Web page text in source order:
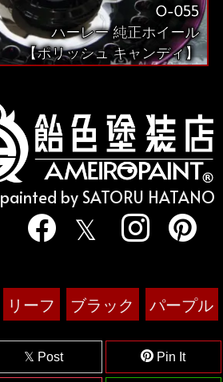
O-055
ハーレー 純正ホイール
【ポリッシュ キャンディ】
painted by SATORU HATANO
リーフ ブラック パープル
Post Pin It